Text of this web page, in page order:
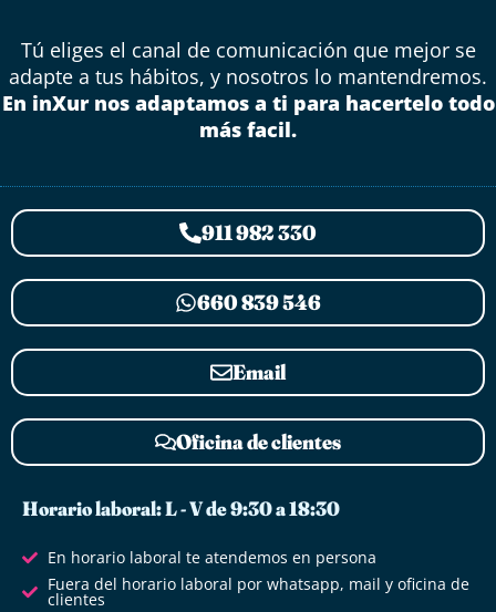
Tú eliges el canal de comunicación que mejor se
adapte a tus hábitos, y nosotros lo mantendremos.
En inXur nos adaptamos a ti para hacertelo todo
más facil.
911 982 330
660 839 546
Email
Oficina de clientes
Horario laboral: L - V de 9:30 a 18:30
En horario laboral te atendemos en persona
Fuera del horario laboral por whatsapp, mail y oficina de
clientes